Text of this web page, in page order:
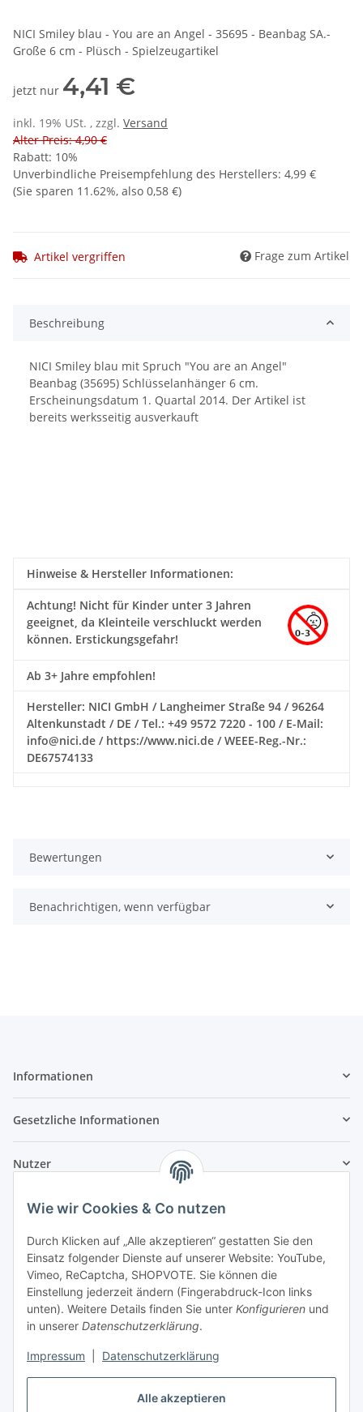
Alle akzeptieren
Wie wir Cookies & Co nutzen
Durch Klicken auf „Alle akzeptieren“ gestatten Sie den
Einsatz folgender Dienste auf unserer Website: YouTube,
Vimeo, ReCaptcha, SHOPVOTE. Sie können die
Einstellung jederzeit ändern (Fingerabdruck-Icon links
unten). Weitere Details finden Sie unter Konfigurieren und
in unserer Datenschutzerklärung.
Impressum Datenschutzerklärung
NICI Smiley blau - You are an Angel - 35695 - Beanbag SA.-
Große 6 cm - Plüsch - Spielzeugartikel
jetzt nur 4,41 €
inkl. 19% USt. , zzgl. Versand
Alter Preis: 4,90 €
Rabatt: 10%
Unverbindliche Preisempfehlung des Herstellers: 4,99 €
(Sie sparen 11.62%, also 0,58 €)
Artikel vergriffen Frage zum Artikel
Beschreibung
NICI Smiley blau mit Spruch "You are an Angel"
Beanbag (35695) Schlüsselanhänger 6 cm.
Erscheinungsdatum 1. Quartal 2014. Der Artikel ist
bereits werksseitig ausverkauft
Hinweise & Hersteller Informationen:
Achtung! Nicht für Kinder unter 3 Jahren
geeignet, da Kleinteile verschluckt werden
können. Erstickungsgefahr!
Ab 3+ Jahre empfohlen!
Hersteller: NICI GmbH / Langheimer Straße 94 / 96264
Altenkunstadt / DE / Tel.: +49 9572 7220 - 100 / E-Mail:
info@nici.de / https://www.nici.de / WEEE-Reg.-Nr.:
DE67574133
Bewertungen
Benachrichtigen, wenn verfügbar
Informationen
Gesetzliche Informationen
Nutzer